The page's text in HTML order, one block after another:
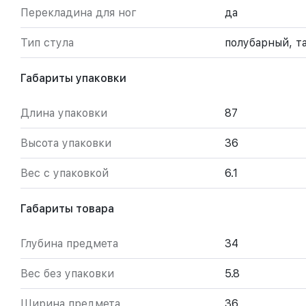
Перекладина для ног да
Тип стула полубарный,
Габариты упаковки
Длина упаковки 87
Высота упаковки 36
Вес с упаковкой 6.1
Габариты товара
Глубина предмета 34
Вес без упаковки 5.8